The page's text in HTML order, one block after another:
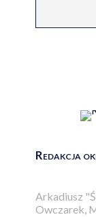
Redakcja
Arkadiusz
Owczarek,